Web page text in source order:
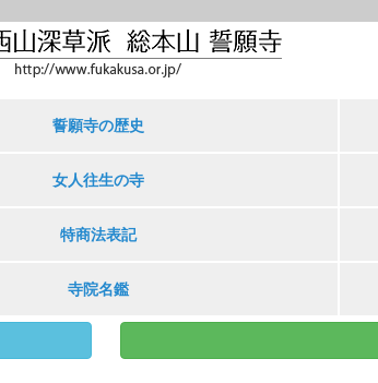
誓願寺の歴史
女人往生の寺
特商法表記
寺院名鑑